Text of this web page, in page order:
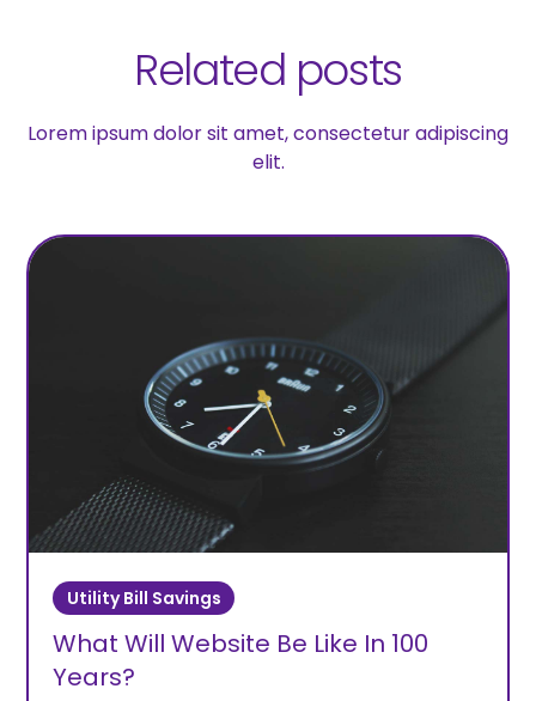
Related posts
Lorem ipsum dolor sit amet, consectetur adipiscing
elit.
Utility Bill Savings
What Will Website Be Like In 100
Years?